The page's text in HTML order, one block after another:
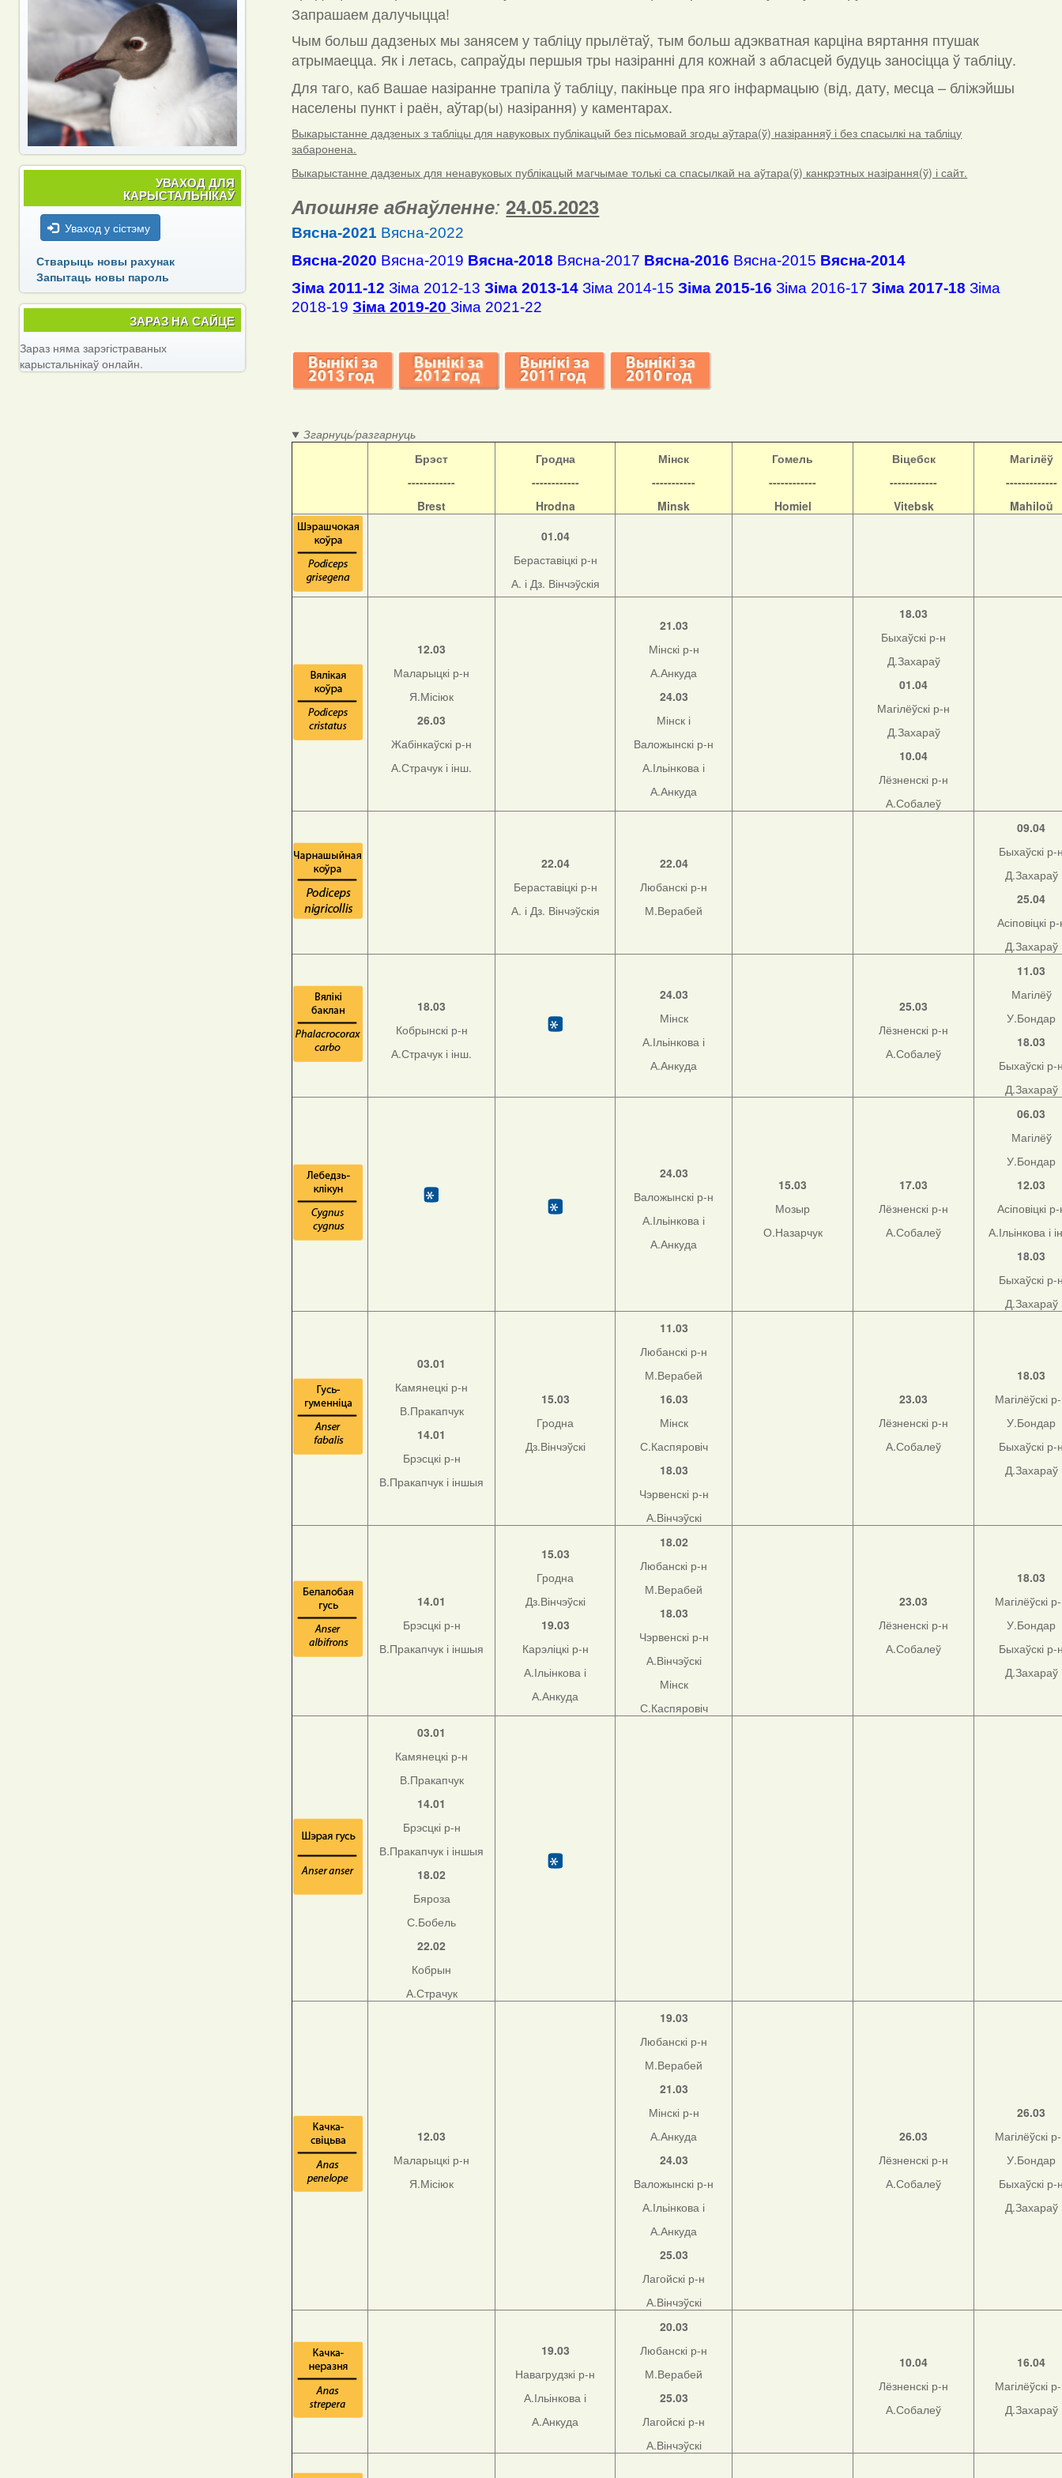
Запрашаем далучыцца!
Чым больш дадзеных мы занясем у табліцу прылётаў, тым больш адэкватная карціна вяртання птушак
атрымаецца. Як і летась, сапраўды першыя тры назіранні для кожнай з абласцей будуць заносіцца ў табліцу.
Для таго, каб Вашае назіранне трапіла ў табліцу, пакіньце пра яго інфармацыю (від, дату, месца – бліжэйшы
населены пункт і раён, аўтар(ы) назірання) у каментарах.
Выкарыстанне дадзеных з табліцы для навуковых публікацый без пісьмовай згоды аўтара(ў) назіранняў і без спасылкі на табліцу
забаронена.
Выкарыстанне дадзеных для ненавуковых публікацый магчымае толькі са спасылкай на аўтара(ў) канкрэтных назірання(ў) і сайт.
Апошняе абнаўленне: 24.05.2023
Вясна-2021 Вясна-2022
Вясна-2020 Вясна-2019 Вясна-2018 Вясна-2017 Вясна-2016 Вясна-2015 Вясна-2014
Зіма 2011-12 Зіма 2012-13 Зіма 2013-14 Зіма 2014-15 Зіма 2015-16 Зіма 2016-17 Зіма 2017-18 Зіма
2018-19 Зіма 2019-20Зіма 2021-22
Згарнуць/разгарнуць
Брэст
------------
Brest
Гродна
------------
Hrodna
Мінск
-----------
Minsk
Гомель
------------
Homiel
Віцебск
------------
Vitebsk
Магілёў
-------------
Mahiloŭ
01.04
Бераставіцкі р-н
А. і Дз. Вінчэўскія
12.03
Маларыцкі р-н
Я.Місіюк
26.03
Жабінкаўскі р-н
А.Страчук і інш.
21.03
Мінскі р-н
А.Анкуда
24.03
Мінск і
Валожынскі р-н
А.Ільінкова і
А.Анкуда
18.03
Быхаўскі р-н
Д.Захараў
01.04
Магілёўскі р-н
Д.Захараў
10.04
Лёзненскі р-н
А.Собалеў
22.04
Бераставіцкі р-н
А. і Дз. Вінчэўскія
22.04
Любанскі р-н
М.Верабей
09.04
Быхаўскі р-
Д.Захараў
25.04
Асіповіцкі
Д.Захараў
18.03
Кобрынскі р-н
А.Страчук і інш.
24.03
Мінск
А.Ільінкова і
А.Анкуда
25.03
Лёзненскі р-н
А.Собалеў
11.03
Магілёў
У.Бондар
18.03
Быхаўскі р-
Д.Захараў
24.03
Валожынскі р-н
А.Ільінкова і
А.Анкуда
15.03
Мозыр
О.Назарчук
17.03
Лёзненскі р-н
А.Собалеў
06.03
Магілёў
У.Бондар
12.03
Асіповіцкі
А.Ільінкова і
18.03
Быхаўскі р-
Д.Захараў
03.01
Камянецкі р-н
В.Пракапчук
14.01
Брэсцкі р-н
В.Пракапчук і іншыя
15.03
Гродна
Дз.Вінчэўскі
11.03
Любанскі р-н
М.Верабей
16.03
Мінск
С.Каспяровіч
18.03
Чэрвенскі р-н
А.Вінчэўскі
23.03
Лёзненскі р-н
А.Собалеў
18.03
Магілёўскі
У.Бондар
Быхаўскі р-
Д.Захараў
14.01
Брэсцкі р-н
В.Пракапчук і іншыя
15.03
Гродна
Дз.Вінчэўскі
19.03
Карэліцкі р-н
А.Ільінкова і
А.Анкуда
18.02
Любанскі р-н
М.Верабей
18.03
Чэрвенскі р-н
А.Вінчэўскі
Мінск
С.Каспяровіч
23.03
Лёзненскі р-н
А.Собалеў
18.03
Магілёўскі
У.Бондар
Быхаўскі р-
Д.Захараў
03.01
Камянецкі р-н
В.Пракапчук
14.01
Брэсцкі р-н
В.Пракапчук і іншыя
18.02
Бяроза
С.Бобель
22.02
Кобрын
А.Страчук
12.03
Маларыцкі р-н
Я.Місіюк
19.03
Любанскі р-н
М.Верабей
21.03
Мінскі р-н
А.Анкуда
24.03
Валожынскі р-н
А.Ільінкова і
А.Анкуда
25.03
Лагойскі р-н
А.Вінчэўскі
26.03
Лёзненскі р-н
А.Собалеў
26.03
Магілёўскі
У.Бондар
Быхаўскі р-
Д.Захараў
19.03
Навагрудзкі р-н
А.Ільінкова і
А.Анкуда
20.03
Любанскі р-н
М.Верабей
25.03
Лагойскі р-н
А.Вінчэўскі
10.04
Лёзненскі р-н
А.Собалеў
16.04
Магілёўскі
Д.Захараў
УВАХОД ДЛЯ
КАРЫСТАЛЬНІКАЎ
Уваход у сістэму
Стварыць новы рахунак
Запытаць новы пароль
ЗАРАЗ НА САЙЦЕ
Зараз няма зарэгістраваных
карыстальнікаў онлайн.